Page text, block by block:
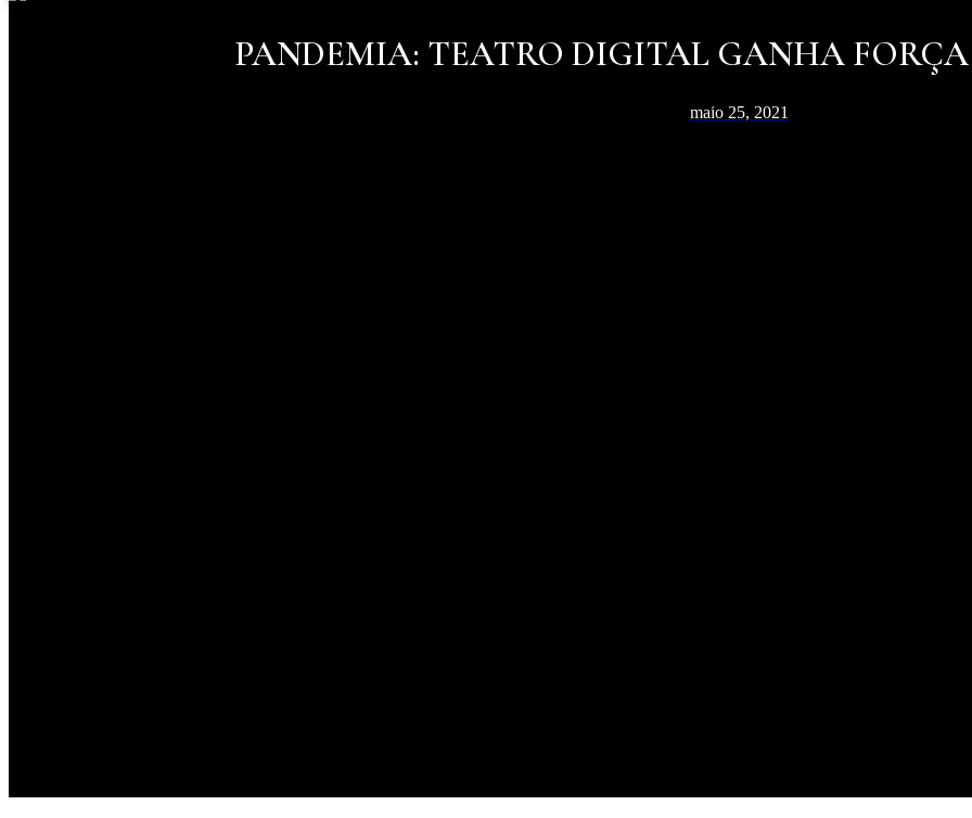
PANDEMIA: TEATRO DIGITAL GANHA FORÇA
maio 25, 2021